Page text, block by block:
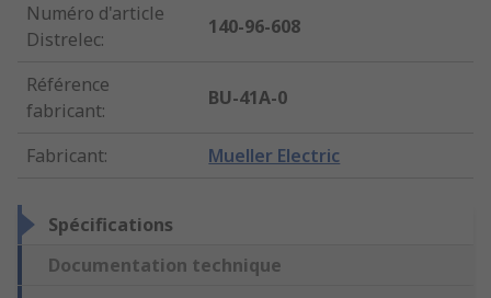
Numéro d'article
Distrelec:
140-96-608
Référence
fabricant:
BU-41A-0
Fabricant: Mueller Electric
Spécifications
Documentation technique